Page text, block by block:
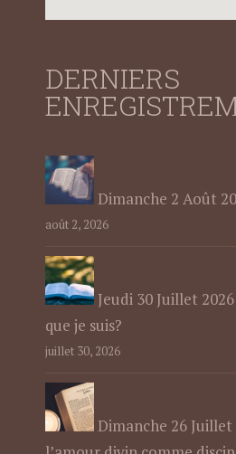
DERNIERS
Dimanche 2 Août
août 2, 2026
Jeudi 30 Juillet
que je suis?
juillet 30, 2026
Dimanche 26